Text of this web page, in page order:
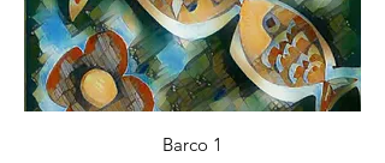
Barco 1